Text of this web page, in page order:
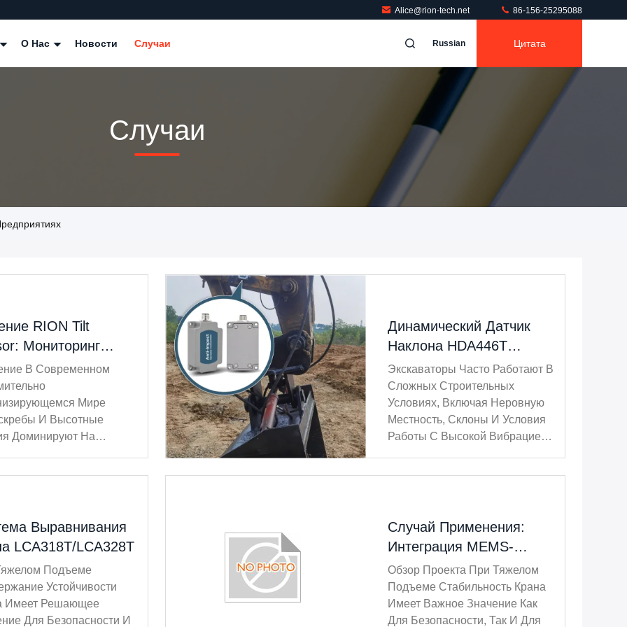
Alice@rion-tech.net 86-156-25295088
О Нас Новости Случаи Russian Цитата
Случаи
RION Tilt
Мониторинг
Зданий С
Измерением
В Современном
Мире
И Высотные
Доминируют На
Выше, Риски,
С Экстремальной
Становятся
Игнорировать.
Мудрос...
Динамический Датчик
Наклона HDA446T
Повышает
Производительность
Мониторинга Положения
Экскаватора
Экскаваторы Часто Работают В
Сложных Строительных
Условиях, Включая Неровную
Местность, Склоны И Условия
Работы С Высокой Вибрацией.
Движения Машины, Вибрации
И Изменений Ускорения. Для
Решения Этих Зад...
Выравнивания
LCA318T/LCA328T
Подъеме
Устойчивости
Имеет Решающее
Для Безопасности И
Случай Применения:
Интеграция MEMS-
Датчика Наклона
LCA318T/LCA328T Для
Систем Точного
Обзор Проекта При Тяжелом
Подъеме Стабильность Крана
Имеет Важное Значение Как
Для Безопасности, Так И Для